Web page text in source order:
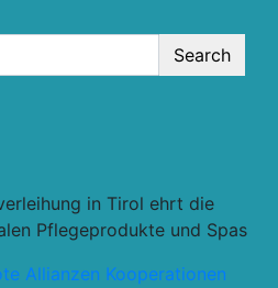
Search
in Tirol ehrt die
Pflegeprodukte und Spas
Allianzen Kooperationen